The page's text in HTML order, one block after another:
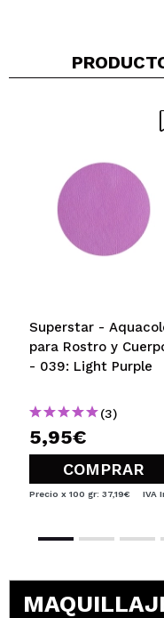
Superstar -
para Rostro y
- 039: Light Purple
(3)
5,95€
COMPRAR
Precio x 100 gr: 37,19€ IVA